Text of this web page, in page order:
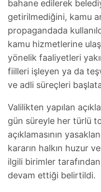
bahane edilerek
getirilmediğini, kamu
propagandada
kamu hizmetlerine
yönelik faaliyetleri
fiilleri işleyen ya da
ve adli süreçleri
Valilikten yapılan
gün süreyle her türlü
açıklamasının
kararın halkın huzur ve
ilgili birimler
devam ettiği belirtildi.